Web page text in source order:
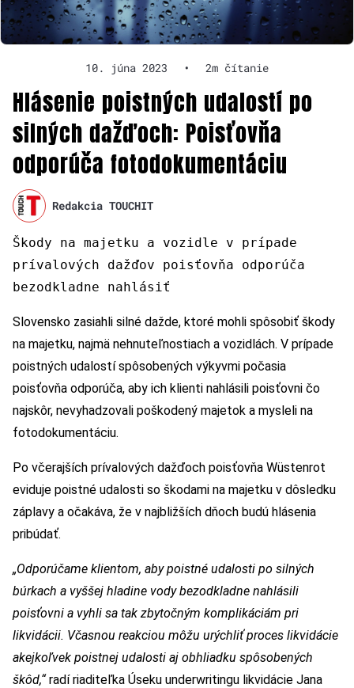
10. júna 2023 • 2m čítanie
Hlásenie poistných udalostí po
silných dažďoch: Poisťovňa
odporúča fotodokumentáciu
Redakcia TOUCHIT
Škody na majetku a vozidle v prípade
prívalových dažďov poisťovňa odporúča
bezodkladne nahlásiť
Slovensko zasiahli silné dažde, ktoré mohli spôsobiť škody
na majetku, najmä nehnuteľnostiach a vozidlách. V prípade
poistných udalostí spôsobených výkyvmi počasia
poisťovňa odporúča, aby ich klienti nahlásili poisťovni čo
najskôr, nevyhadzovali poškodený majetok a mysleli na
fotodokumentáciu.
Po včerajších prívalových dažďoch poisťovňa Wüstenrot
eviduje poistné udalosti so škodami na majetku v dôsledku
záplavy a očakáva, že v najbližších dňoch budú hlásenia
pribúdať.
„Odporúčame klientom, aby poistné udalosti po silných
búrkach a vyššej hladine vody bezodkladne nahlásili
poisťovni a vyhli sa tak zbytočným komplikáciám pri
likvidácii. Včasnou reakciou môžu urýchliť proces likvidácie
akejkoľvek poistnej udalosti aj obhliadku spôsobených
škôd,“radí riaditeľka Úseku underwritingu likvidácie Jana